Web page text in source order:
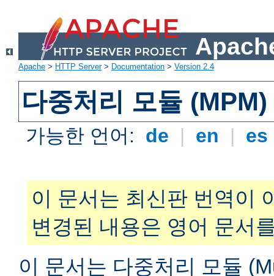
Apache > HTTP Server> Documentation > Version 2.4
다중처리 모듈 (MPM)
가능한 언어: de | en | es
이 문서는 최신판 번역이
변경된 내용은 영어 문서
이 문서는 다중처리 모듈